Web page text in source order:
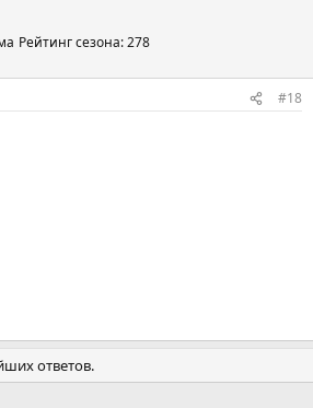
Рейтинг сезона: 278
#18
ответов.